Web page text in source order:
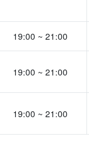
19:00 ~ 21:00
19:00 ~ 21:00
19:00 ~ 21:00